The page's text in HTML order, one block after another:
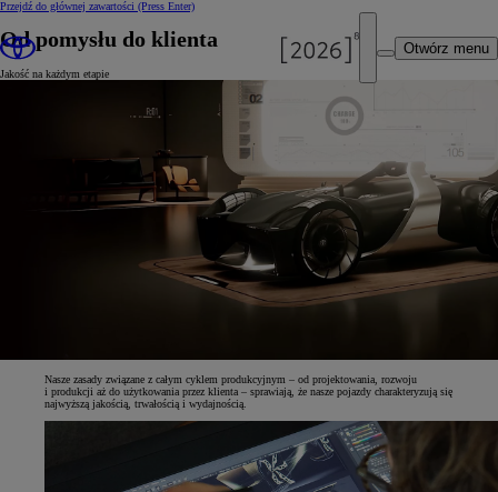
Przejdź do głównej zawartości (Press Enter)
Otwórz menu
Od pomysłu do klienta
Jakość na każdym etapie
Nasze zasady związane z całym cyklem produkcyjnym – od projektowania, rozwoju
i produkcji aż do użytkowania przez klienta – sprawiają, że nasze pojazdy charakteryzują się
najwyższą jakością, trwałością i wydajnością.